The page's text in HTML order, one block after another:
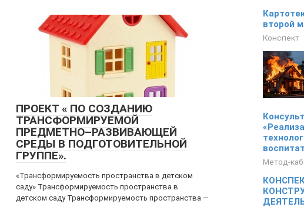
ПРОЕКТ « ПО СОЗДАНИЮ
ТРАНСФОРМИРУЕМОЙ
ПРЕДМЕТНО–РАЗВИВАЮЩЕЙ
СРЕДЫ В ПОДГОТОВИТЕЛЬНОЙ
ГРУППЕ».
«Трансформируемость пространства в детском
саду» Трансформируемость пространства в
детском саду Трансформируемость пространства —
второй
Конспект
Метод-